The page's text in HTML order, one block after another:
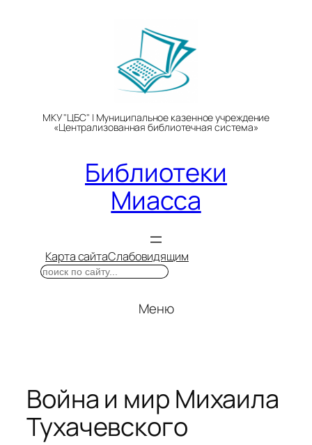
МКУ "ЦБС" | Муниципальное казенное учреждение
«Централизованная библиотечная система»
Библиотеки
Миасса
Карта сайтаСлабовидящим
Поиск
Меню
Война и мир Михаила
Тухачевского